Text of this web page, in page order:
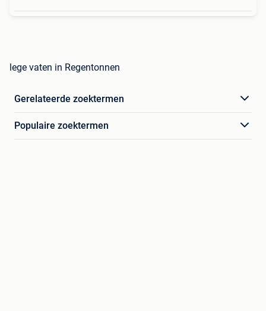
lege vaten in Regentonnen
Gerelateerde zoektermen
Populaire zoektermen